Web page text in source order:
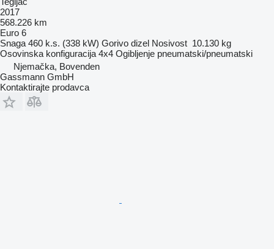
2017
568.226 km
Euro 6
Snaga 460 k.s. (338 kW) Gorivo dizel Nosivost 10.130 kg
Osovinska konfiguracija 4x4 Ogibljenje pneumatski/pneumatski
Njemačka, Bovenden
Gassmann GmbH
Kontaktirajte prodavca